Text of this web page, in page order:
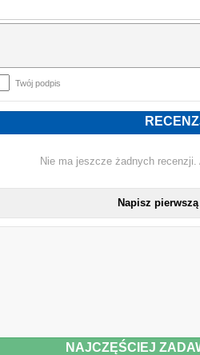
Twój podpis
Nie ma jeszcze żadnych
Napisz
NAJCZĘŚCIEJ